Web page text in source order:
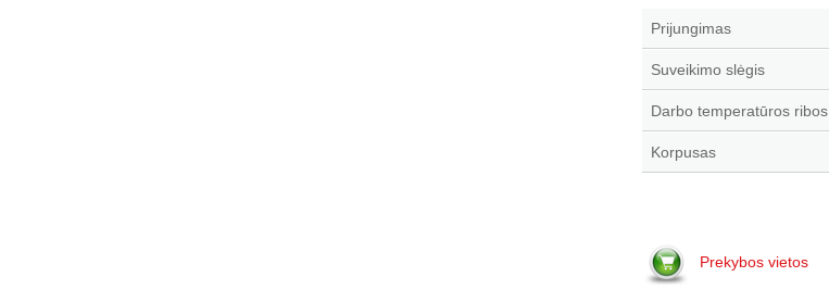
Prijungimas
Suveikimo slėgis
Darbo temperatūros ribos
Korpusas
Prekybos vietos